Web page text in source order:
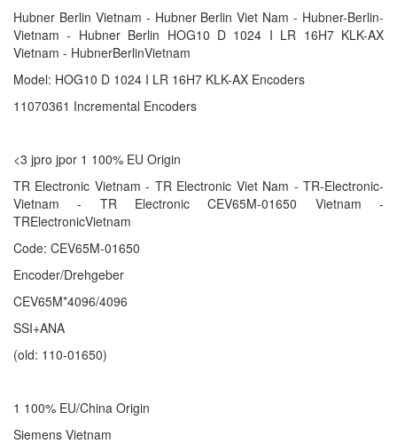
Hubner Berlin Vietnam - Hubner Berlin Viet Nam - Hubner-Berlin-
Vietnam - Hubner Berlin HOG10 D 1024 I LR 16H7 KLK-AX
Vietnam - HubnerBerlinVietnam
Model: HOG10 D 1024 I LR 16H7 KLK-AX Encoders
11070361 Incremental Encoders
<3 jpro jpor 1 100% EU Origin
TR Electronic Vietnam - TR Electronic Viet Nam - TR-Electronic-
Vietnam - TR Electronic CEV65M-01650 Vietnam -
TRElectronicVietnam
Code: CEV65M-01650
Encoder/Drehgeber
CEV65M*4096/4096
SSI+ANA
(old: 110-01650)
1 100% EU/China Origin
Siemens Vietnam